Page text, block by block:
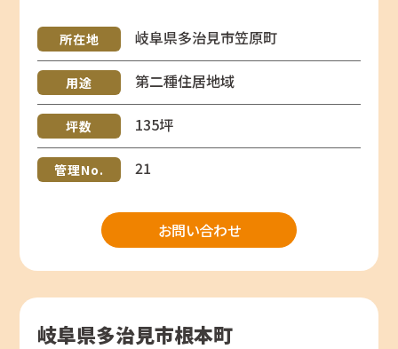
所在地 岐阜県多治見市笠原町
用途 第二種住居地域
坪数 135坪
管理No. 21
お問い合わせ
岐阜県多治見市根本町